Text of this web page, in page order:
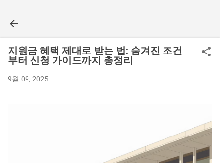
지원금 혜택 제대로 받는 법: 숨겨진 조건
부터 신청 가이드까지 총정리
9월 09, 2025